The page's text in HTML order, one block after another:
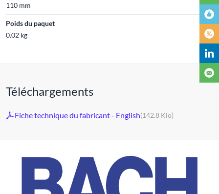
110 mm
Poids du paquet
0.02 kg
Téléchargements
Fiche technique du fabricant - English(142.8 Kio)